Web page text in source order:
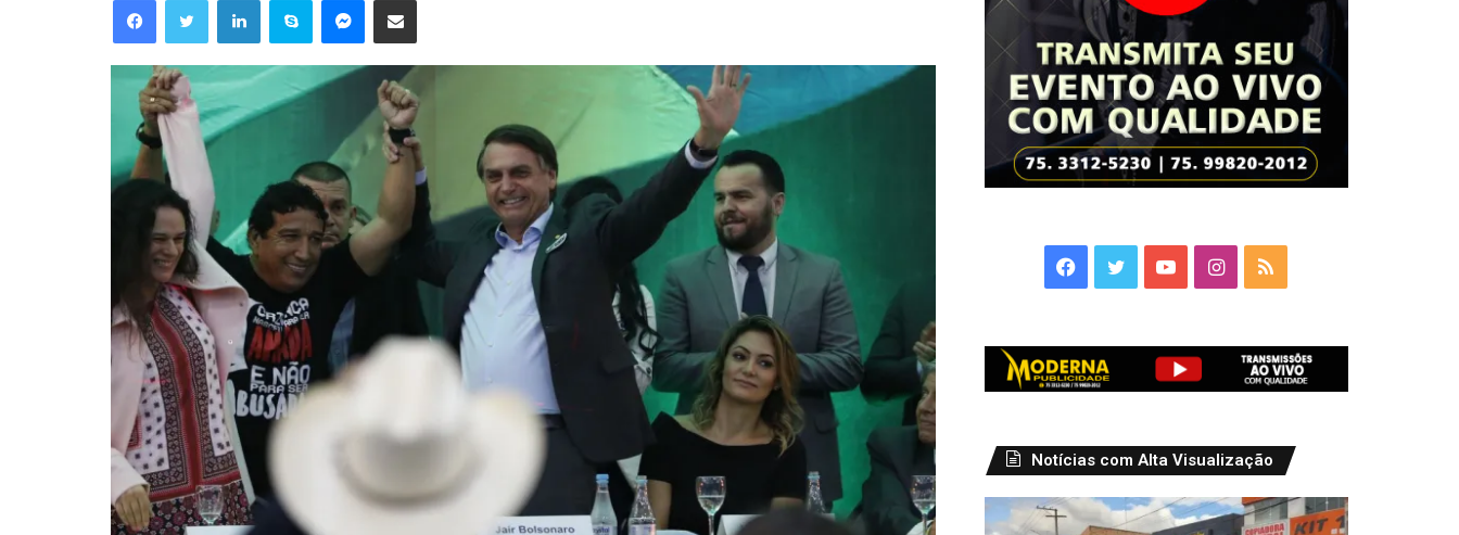
e-
Facebook
TwitterYouTubeInstagram
RSS
Notícias com Alta Visualização